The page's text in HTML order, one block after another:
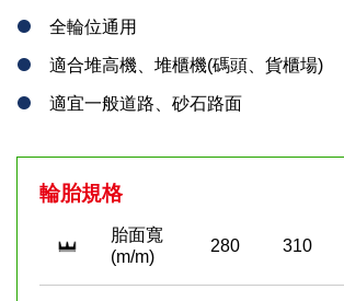
全輪位通用
適合堆高機、堆櫃機(碼頭、貨櫃場)
適宜一般道路、砂石路面
輪胎規格
胎面寬
(m/m)
280 310